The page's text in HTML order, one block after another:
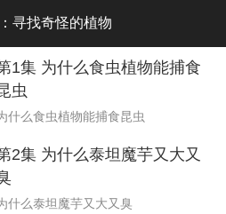
寻找奇怪的植物
1集 为什么食虫植物能捕食
虫
什么食虫植物能捕食昆虫
2集 为什么泰坦魔芋又大又
什么泰坦魔芋又大又臭